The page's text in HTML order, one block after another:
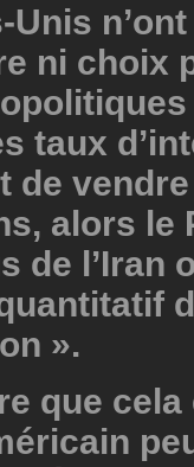
Unis
ni choix
taux
de
alors le
de l’Iran
».
que